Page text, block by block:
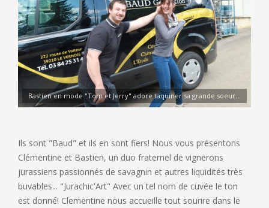
Bastien en mode "Tom et Jerry" adore taquiner sa grande soeur...
Ils sont "Baud" et ils en sont fiers! Nous vous présentons
Clémentine et Bastien, un duo fraternel de vignerons
jurassiens passionnés de savagnin et autres liquidités très
buvables... "Jurachic'Art" Avec un tel nom de cuvée le ton
est donné! Clementine nous accueille tout sourire dans le